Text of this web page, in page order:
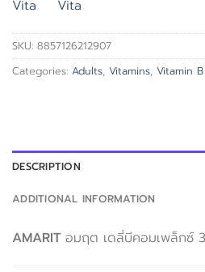
SKU: 8857126212907
Categories: Adults, Vitamins, Vitamin
DESCRIPTION
ADDITIONAL INFORMATION
AMARIT อมฤต เดลี่บีคอมเพล็กซ์